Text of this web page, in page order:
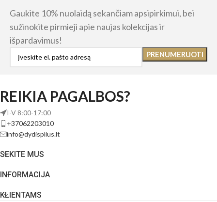
Gaukite 10% nuolaidą sekančiam apsipirkimui, bei
sužinokite pirmieji apie naujas kolekcijas ir
išpardavimus!
REIKIA PAGALBOS?
I-V 8:00-17:00
+37062203010
info@dydisplius.lt
SEKITE MUS
INFORMACIJA
KLIENTAMS